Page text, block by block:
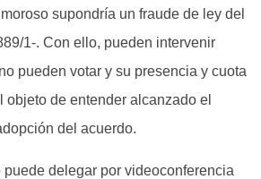
supondría un fraude de ley del
1-. Con ello, pueden intervenir
pueden votar y su presencia y cuota
objeto de entender alcanzado el
del acuerdo.
puede delegar por videoconferencia